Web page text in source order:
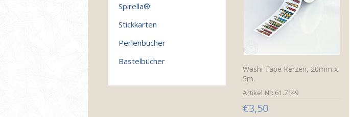
Washi Tape Kerzen, 20mm x
5m.
Artikel Nr: 61.7149
€3,50
Spirella®
Stickkarten
Perlenbücher
Bastelbücher